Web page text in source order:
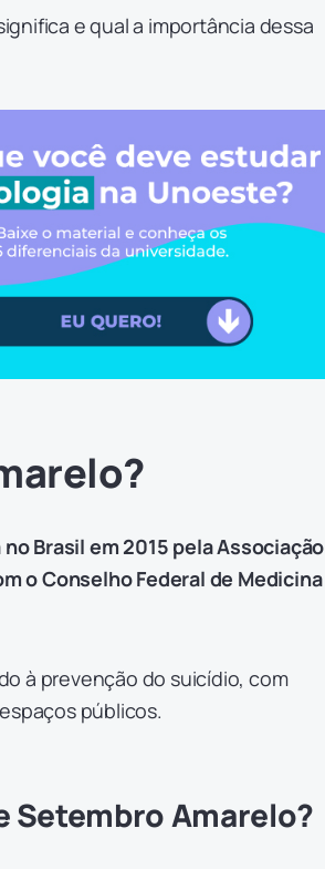
e qual a importância dessa
Brasil em 2015 pela Associação
o Conselho Federal de Medicina
à prevenção do suicídio, com
públicos.
Setembro Amarelo?